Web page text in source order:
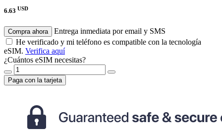
6.63 USD
Compra ahora
Entrega inmediata por email y SMS
He verificado y mi teléfono es compatible con la tecnología
eSIM. Verifica aquí
¿Cuántos eSIM necesitas?
Paga con la tarjeta